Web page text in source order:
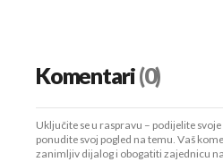
Komentari(0)
Uključite se u raspravu – podijelite
ponudite svoj pogled na temu. Vaš
zanimljiv dijalog i obogatiti zajednicu